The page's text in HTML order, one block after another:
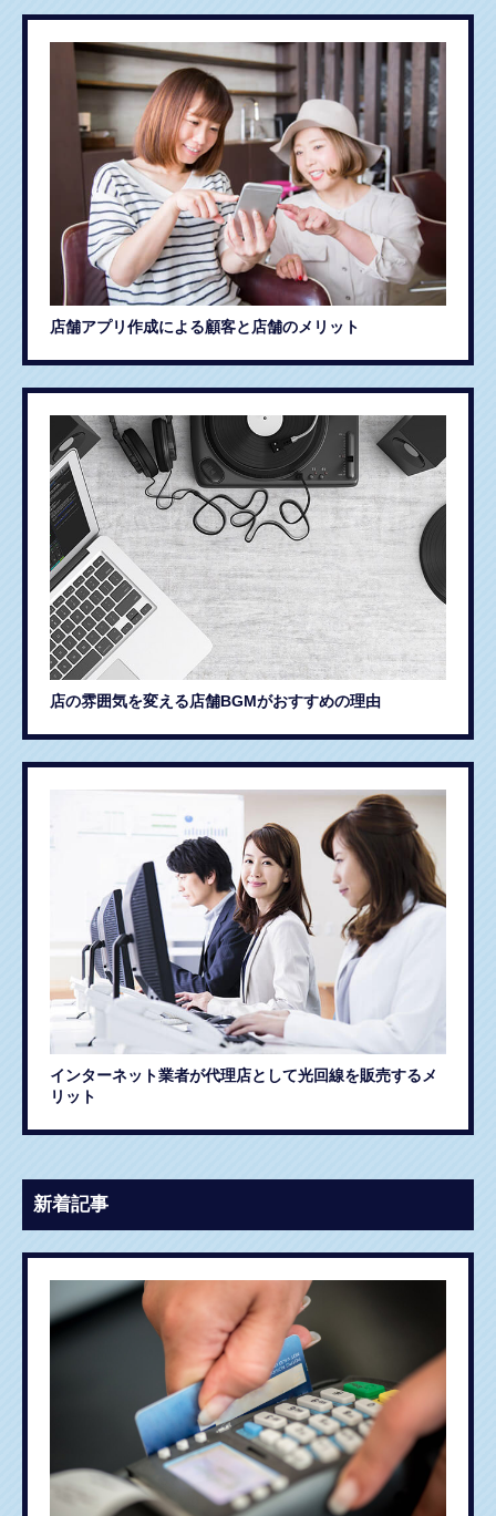
店舗アプリ作成による顧客と店舗のメリット
店の雰囲気を変える店舗BGMがおすすめの理由
インターネット業者が代理店として光回線を販売するメ
リット
新着記事